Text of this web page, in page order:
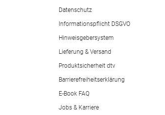
Datenschutz
Informationspflicht DSGVO
Hinweisgebersystem
Lieferung & Versand
Produktsicherheit dtv
Barrierefreiheitserklärung
E-Book FAQ
Jobs & Karriere